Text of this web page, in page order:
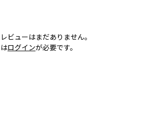
ビューはまだありません。
ログインが必要です。